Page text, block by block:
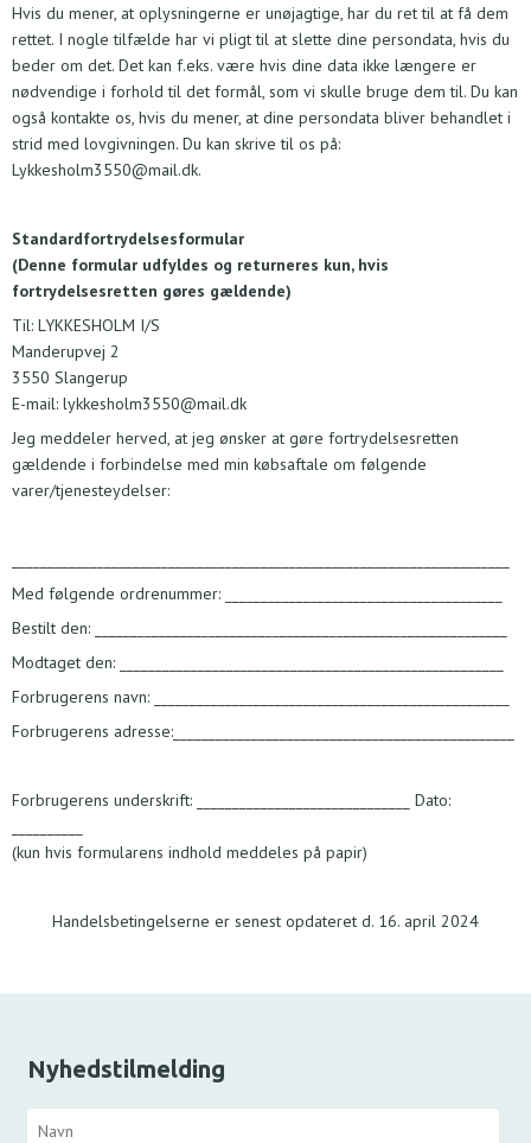
Hvis du mener, at oplysningerne er unøjagtige, har du ret til at få dem
rettet. I nogle tilfælde har vi pligt til at slette dine persondata, hvis du
beder om det. Det kan f.eks. være hvis dine data ikke længere er
nødvendige i forhold til det formål, som vi skulle bruge dem til. Du kan
også kontakte os, hvis du mener, at dine persondata bliver behandlet i
strid med lovgivningen. Du kan skrive til os på:
Lykkesholm3550@mail.dk.
Standardfortrydelsesformular
(Denne formular udfyldes og returneres kun, hvis
fortrydelsesretten gøres gældende)
Til: LYKKESHOLM I/S
Manderupvej 2
3550 Slangerup
E-mail: lykkesholm3550@mail.dk
Jeg meddeler herved, at jeg ønsker at gøre fortrydelsesretten
gældende i forbindelse med min købsaftale om følgende
varer/tjenesteydelser:
Med følgende ordrenummer: _______________________________________
Bestilt den: __________________________________________________________
Modtaget den: ______________________________________________________
Forbrugerens navn: __________________________________________________
Forbrugerens adresse:________________________________________________
Forbrugerens underskrift: ______________________________ Dato:
(kun hvis formularens indhold meddeles på papir)
Handelsbetingelserne er senest opdateret d. 16. april 2024
Nyhedstilmelding